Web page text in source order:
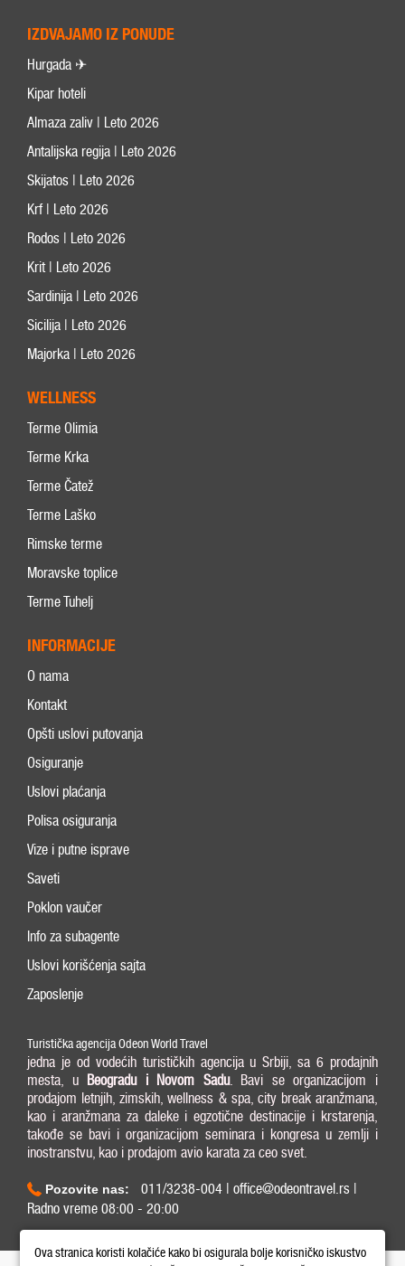
IZDVAJAMO IZ PONUDE
Hurgada ✈
Kipar hoteli
Almaza zaliv | Leto 2026
Antalijska regija | Leto 2026
Skijatos | Leto 2026
Krf | Leto 2026
Rodos | Leto 2026
Krit | Leto 2026
Sardinija | Leto 2026
Sicilija | Leto 2026
Majorka | Leto 2026
WELLNESS
Terme Olimia
Terme Krka
Terme Čatež
Terme Laško
Rimske terme
Moravske toplice
Terme Tuhelj
INFORMACIJE
O nama
Kontakt
Opšti uslovi putovanja
Osiguranje
Uslovi plaćanja
Polisa osiguranja
Vize i putne isprave
Saveti
Poklon vaučer
Info za subagente
Uslovi korišćenja sajta
Zaposlenje
Turistička agencija Odeon World Travel
jedna je od vodećih turističkih agencija u Srbiji, sa 6 prodajnih
mesta, u Beogradu i Novom Sadu. Bavi se organizacijom i
prodajom letnjih, zimskih, wellness & spa, city break aranžmana,
kao i aranžmana za daleke i egzotične destinacije i krstarenja,
takođe se bavi i organizacijom seminara i kongresa u zemlji i
inostranstvu, kao i prodajom avio karata za ceo svet.
Pozovite nas:
011/3238-004 | office@odeontravel.rs |
Radno vreme 08:00 - 20:00
Ova stranica koristi kolačiće kako bi osigurala bolje korisničko iskustvo